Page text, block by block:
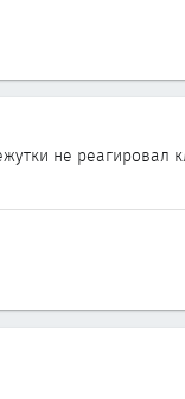
не реагировал